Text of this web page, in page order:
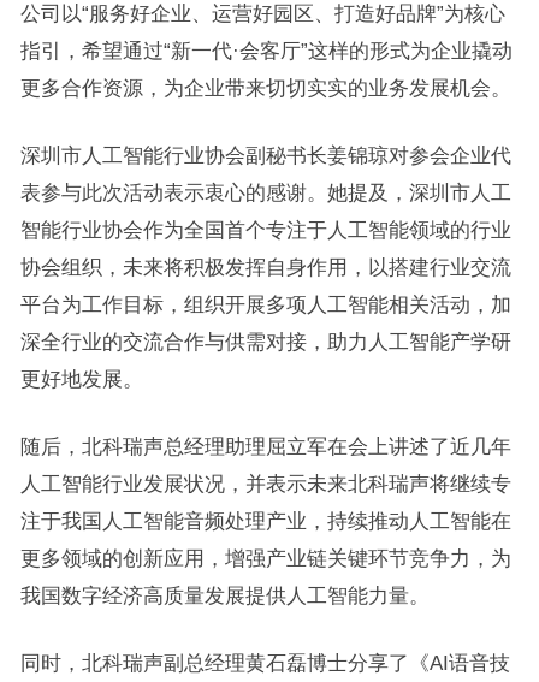
公司以“服务好企业、运营好园区、打造好品牌”为核心
指引，希望通过“新一代·会客厅”这样的形式为企业撬动
更多合作资源，为企业带来切切实实的业务发展机会。
深圳市人工智能行业协会副秘书长姜锦琼对参会企业代
表参与此次活动表示衷心的感谢。她提及，深圳市人工
智能行业协会作为全国首个专注于人工智能领域的行业
协会组织，未来将积极发挥自身作用，以搭建行业交流
平台为工作目标，组织开展多项人工智能相关活动，加
深全行业的交流合作与供需对接，助力人工智能产学研
更好地发展。
随后，北科瑞声总经理助理屈立军在会上讲述了近几年
人工智能行业发展状况，并表示未来北科瑞声将继续专
注于我国人工智能音频处理产业，持续推动人工智能在
更多领域的创新应用，增强产业链关键环节竞争力，为
我国数字经济高质量发展提供人工智能力量。
同时，北科瑞声副总经理黄石磊博士分享了《AI语音技